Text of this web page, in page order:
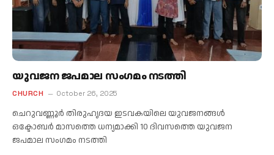
യുവജന ജപമാല സംഗമം നടത്തി
CHURCH October 26, 2025
ചെറുവണ്ണൂർ തിരുഹൃദയ ഇടവകയിലെ യുവജനങ്ങൾ
ഒക്ടോബർ മാസത്തെ ധന്യമാക്കി 10 ദിവസത്തെ യുവജന
ജപമാല സംഗമം നടത്തി